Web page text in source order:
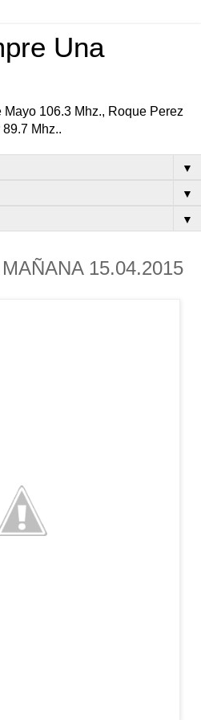
Una
106.3 Mhz., Roque Perez
Mhz..
▼
▼
▼
15.04.2015